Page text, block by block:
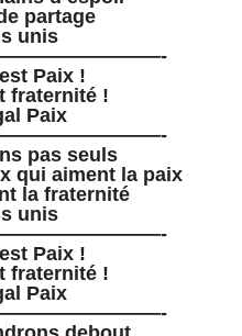
partage
unis
Paix !
fraternité !
Paix
pas seuls
qui aiment la paix
la fraternité
unis
Paix !
fraternité !
Paix